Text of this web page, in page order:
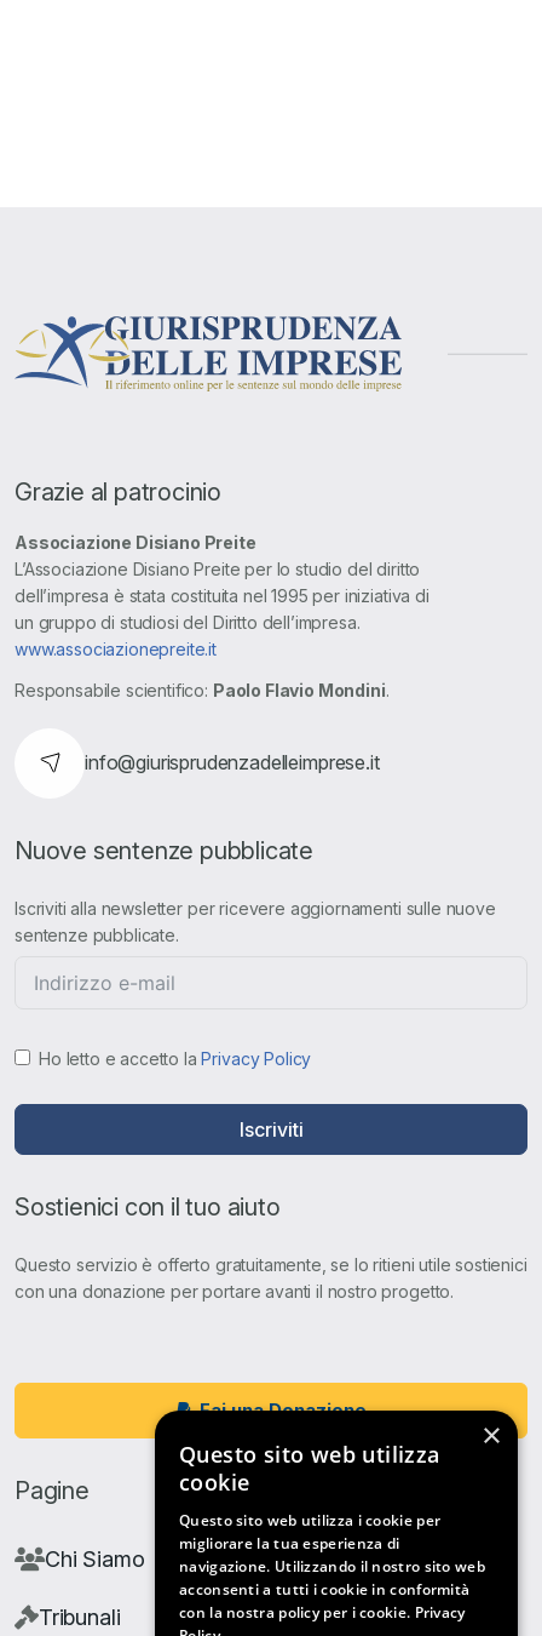
Grazie al patrocinio
Associazione Disiano Preite
L’Associazione Disiano Preite per lo studio del diritto
dell’impresa è stata costituita nel 1995 per iniziativa di
un gruppo di studiosi del Diritto dell’impresa.
www.associazionepreite.it
Responsabile scientifico: Paolo Flavio Mondini.
info@giurisprudenzadelleimprese.it
Nuove sentenze pubblicate
Iscriviti alla newsletter per ricevere aggiornamenti sulle nuove
sentenze pubblicate.
Ho letto e accetto laPrivacy Policy
Iscriviti
Sostienici con il tuo aiuto
Questo servizio è offerto gratuitamente, se lo ritieni utile sostienici
con una donazione per portare avanti il nostro progetto.
Fai una Donazione
Pagine
Chi Siamo
Tribunali
×
Questo sito web utilizza
cookie
Questo sito web utilizza i cookie per
migliorare la tua esperienza di
navigazione. Utilizzando il nostro sito web
acconsenti a tutti i cookie in conformità
con la nostra policy per i cookie. Privacy